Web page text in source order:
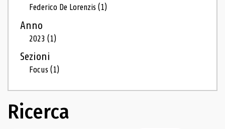
Federico De Lorenzis(1)
Anno
2023(1)
Sezioni
Focus(1)
Ricerca